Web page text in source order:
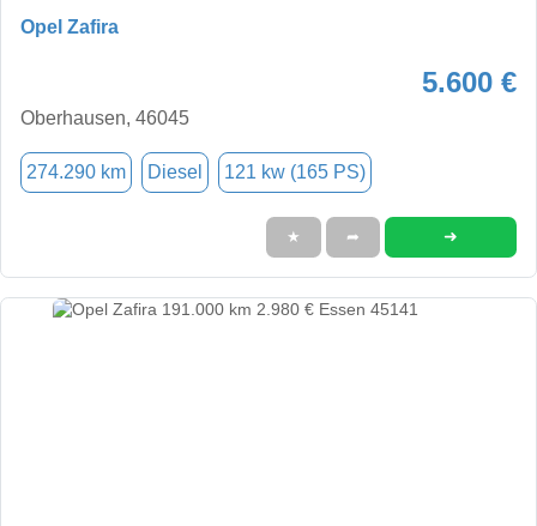
Opel Zafira
5.600 €
Oberhausen, 46045
274.290 km Diesel 121 kw (165 PS)
★ ➦ ➜